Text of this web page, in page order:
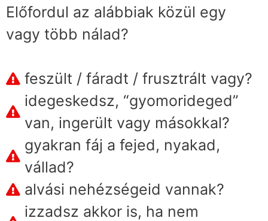
Előfordul az alábbiak közül egy
vagy több nálad?
feszült / fáradt / frusztrált vagy?
idegeskedsz, “gyomorideged”
van, ingerült vagy másokkal?
gyakran fáj a fejed, nyakad,
vállad?
alvási nehézségeid vannak?
izzadsz akkor is, ha nem